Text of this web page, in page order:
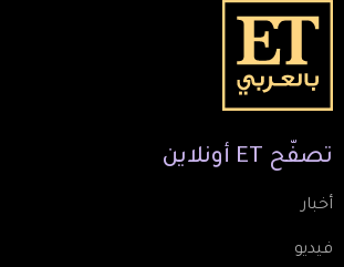
تصفّح ET أونلاين
أخبار
فيديو